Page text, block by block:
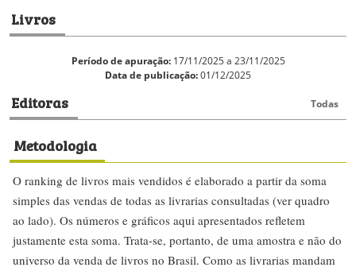
Livros
Período de apuração:17/11/2025 a 23/11/2025
Data de publicação:01/12/2025
Editoras Todas
Metodologia
O ranking de livros mais vendidos é elaborado a partir da soma
simples das vendas de todas as livrarias consultadas (ver quadro
ao lado). Os números e gráficos aqui apresentados refletem
justamente esta soma. Trata-se, portanto, de uma amostra e não do
universo da venda de livros no Brasil. Como as livrarias mandam